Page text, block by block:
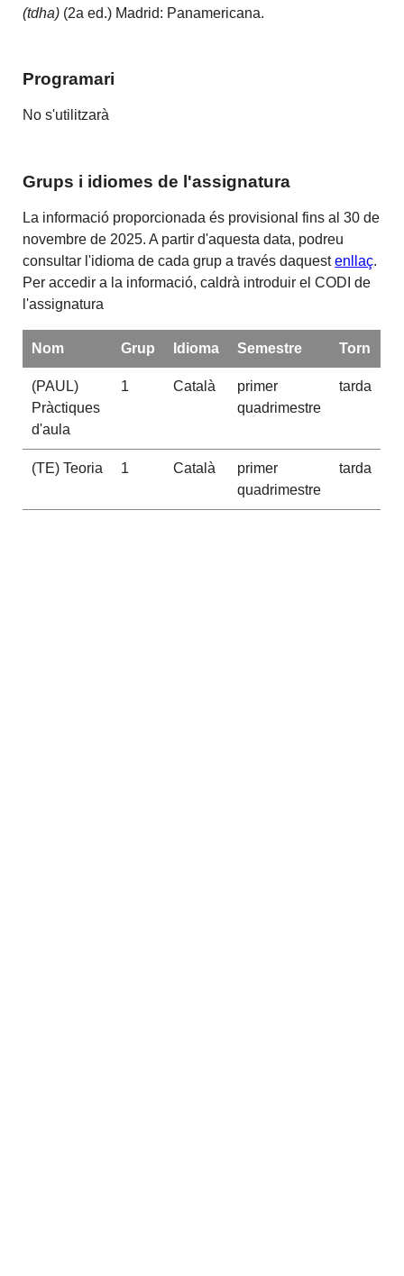
(tdha) (2a ed.) Madrid: Panamericana.
Programari
No s'utilitzarà
Grups i idiomes de l'assignatura
La informació proporcionada és provisional fins al 30 de
novembre de 2025. A partir d'aquesta data, podreu
consultar l'idioma de cada grup a través daquestenllaç.
Per accedir a la informació, caldrà introduir el CODI de
l'assignatura
Nom Grup Idioma Semestre Torn
(PAUL)
Pràctiques
d'aula
1 Català
primer
quadrimestre
tarda
(TE) Teoria 1 Català
primer
quadrimestre
tarda